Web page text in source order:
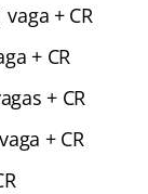
+ CR
+ CR
+ CR
+ CR